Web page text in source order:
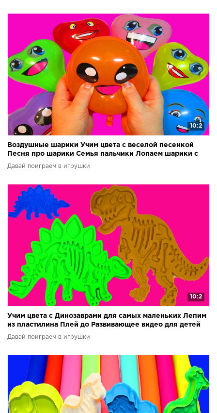
10:2
Воздушные шарики Учим цвета с веселой песенкой
Песня про шарики Семья пальчики Лопаем шарики с
водой
Давай поиграем в игрушки
10:2
Учим цвета с Динозаврами для самых маленьких Лепим
из пластилина Плей до Развивающее видео для детей
Давай поиграем в игрушки